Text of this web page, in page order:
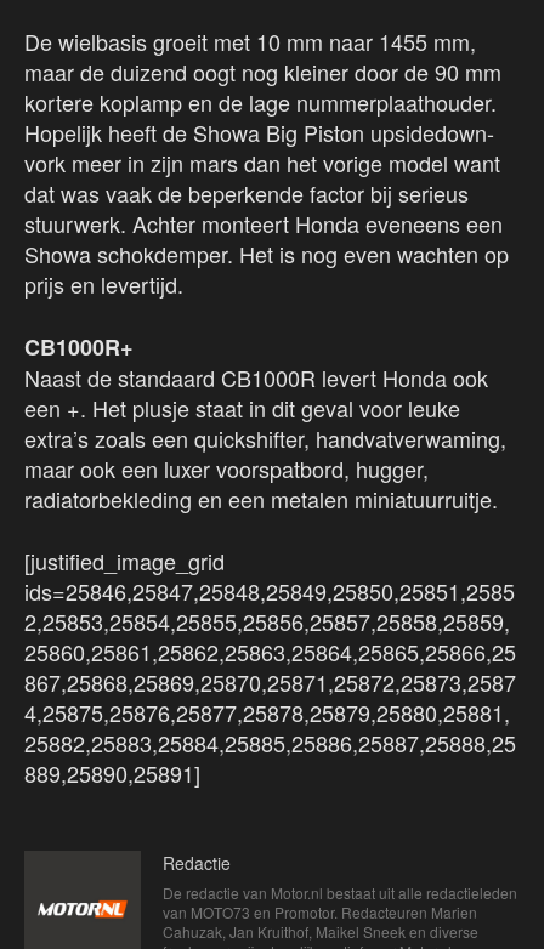
De wielbasis groeit met 10 mm naar 1455 mm,
maar de duizend oogt nog kleiner door de 90 mm
kortere koplamp en de lage nummerplaathouder.
Hopelijk heeft de Showa Big Piston upsidedown-
vork meer in zijn mars dan het vorige model want
dat was vaak de beperkende factor bij serieus
stuurwerk. Achter monteert Honda eveneens een
Showa schokdemper. Het is nog even wachten op
prijs en levertijd.
CB1000R+
Naast de standaard CB1000R levert Honda ook
een +. Het plusje staat in dit geval voor leuke
extra’s zoals een quickshifter, handvatverwaming,
maar ook een luxer voorspatbord, hugger,
radiatorbekleding en een metalen miniatuurruitje.
[justified_image_grid
ids=25846,25847,25848,25849,25850,25851,2585
2,25853,25854,25855,25856,25857,25858,25859,
25860,25861,25862,25863,25864,25865,25866,25
867,25868,25869,25870,25871,25872,25873,2587
4,25875,25876,25877,25878,25879,25880,25881,
25882,25883,25884,25885,25886,25887,25888,25
889,25890,25891]
Redactie
De redactie van Motor.nl bestaat uit alle redactieleden
van MOTO73 en Promotor. Redacteuren Marien
Cahuzak, Jan Kruithof, Maikel Sneek en diverse